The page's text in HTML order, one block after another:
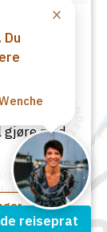
skal
gjøre med
© Lamme AS 2026
av Akari ♥
×
reiseprat